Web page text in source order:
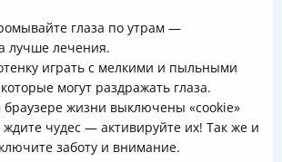
глаза по утрам —
лучше лечения.
играть с мелкими и пыльными
могут раздражать глаза.
жизни выключены «cookie»
ждите чудес — активируйте их! Так же и
заботу и внимание.